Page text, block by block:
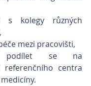
s kolegy různých
mezi pracovišti,
podílet se na
referenčního centra